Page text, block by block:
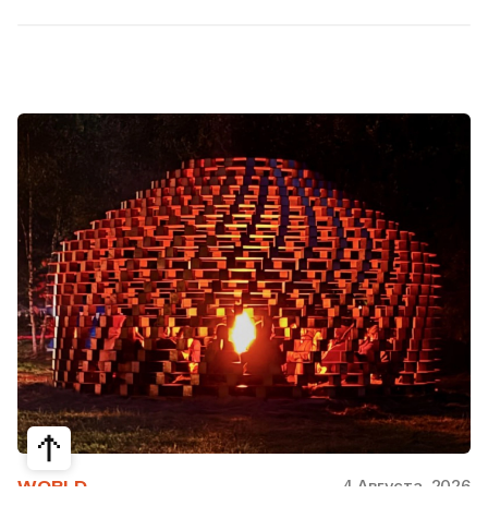
WORLD 4 Августа, 2026